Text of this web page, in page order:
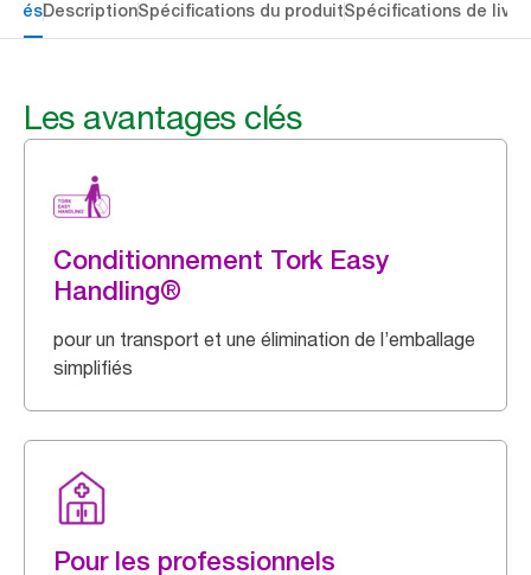
clésDescriptionSpécifications du produitSpécifications de
Les avantages clés
Conditionnement Tork Easy
Handling®
pour un transport et une élimination de l’emballage
simplifiés
Pour les professionnels